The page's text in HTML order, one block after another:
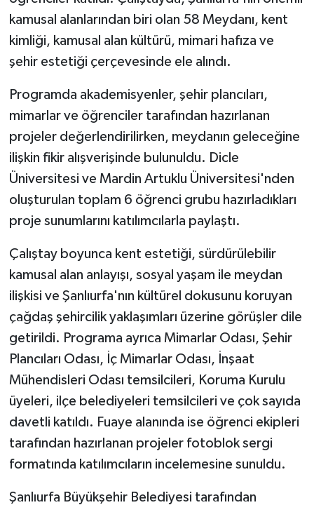
kamusal alanlarından biri olan 58 Meydanı, kent
kimliği, kamusal alan kültürü, mimari hafıza ve
şehir estetiği çerçevesinde ele alındı.
Programda akademisyenler, şehir plancıları,
mimarlar ve öğrenciler tarafından hazırlanan
projeler değerlendirilirken, meydanın geleceğine
ilişkin fikir alışverişinde bulunuldu. Dicle
Üniversitesi ve Mardin Artuklu Üniversitesi'nden
oluşturulan toplam 6 öğrenci grubu hazırladıkları
proje sunumlarını katılımcılarla paylaştı.
Çalıştay boyunca kent estetiği, sürdürülebilir
kamusal alan anlayışı, sosyal yaşam ile meydan
ilişkisi ve Şanlıurfa'nın kültürel dokusunu koruyan
çağdaş şehircilik yaklaşımları üzerine görüşler dile
getirildi. Programa ayrıca Mimarlar Odası, Şehir
Plancıları Odası, İç Mimarlar Odası, İnşaat
Mühendisleri Odası temsilcileri, Koruma Kurulu
üyeleri, ilçe belediyeleri temsilcileri ve çok sayıda
davetli katıldı. Fuaye alanında ise öğrenci ekipleri
tarafından hazırlanan projeler fotoblok sergi
formatında katılımcıların incelemesine sunuldu.
Şanlıurfa Büyükşehir Belediyesi tarafından
SİYASET
SPOR HABERLERİ
TEKNOLOJİ
Turizm
ÜLKE GÜNDEMİ
YAŞAM
YEREL
Yerel Haberler